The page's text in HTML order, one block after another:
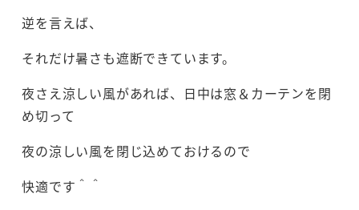
逆を言えば、
それだけ暑さも遮断できています。
夜さえ涼しい風があれば、日中は窓＆カーテンを閉
め切って
夜の涼しい風を閉じ込めておけるので
快適です＾＾